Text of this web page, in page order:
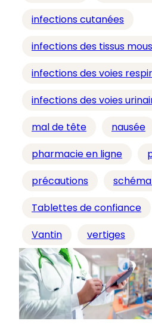
infections cutanées
infections des tissus mous
infections des voies
infections des voies
mal de tête
nausée
pharmacie en ligne
précautions
Tablettes de confiance
Vantin
vertiges